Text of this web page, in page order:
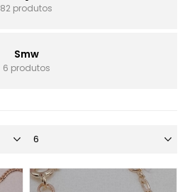
82 produtos
Smw
6 produtos